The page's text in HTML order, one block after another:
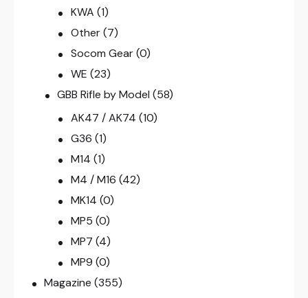
KWA (1)
Other (7)
Socom Gear (0)
WE (23)
GBB Rifle by Model (58)
AK47 / AK74 (10)
G36 (1)
M14 (1)
M4 / M16 (42)
MK14 (0)
MP5 (0)
MP7 (4)
MP9 (0)
Magazine (355)